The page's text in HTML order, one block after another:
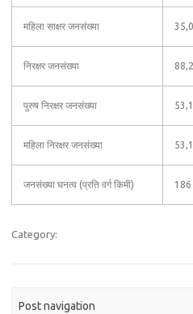
महिला साक्षर जनसंख्या
निरक्षर जनसंख्या
पुरुष निरक्षर जनसंख्या
महिला निरक्षर जनसंख्या
जनसंख्या घनत्व (प्रति वर्ग किमी) 186
Category:
Post navigation